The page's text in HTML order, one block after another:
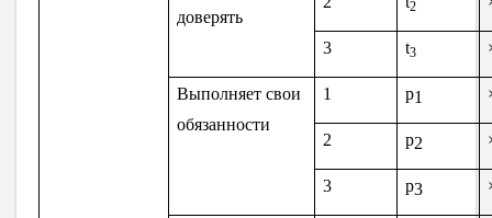
доверять
2
3 t3
Выполняет свои
обязанности
1 p1
2 p2
3 p3